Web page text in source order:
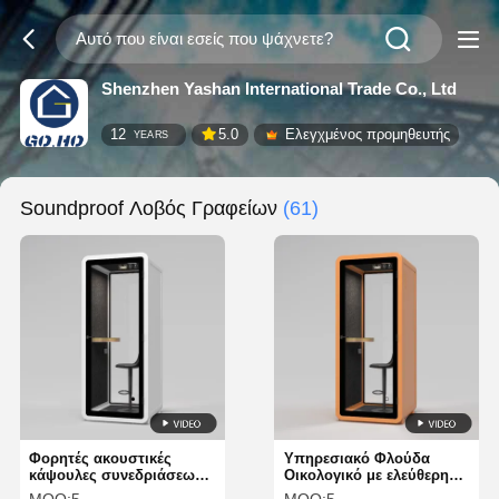
Shenzhen Yashan International Trade Co., Ltd
12 YEARS 5.0 Ελεγχμένος προμηθευτής
Soundproof Λοβός Γραφείων (61)
Φορητές ακουστικές
κάψουλες συνεδριάσεων
λευκές με υλικό πλαισίου
Υπηρεσιακό Φλούδα
Οικολογικό με ελεύθερη
εγκατάσταση